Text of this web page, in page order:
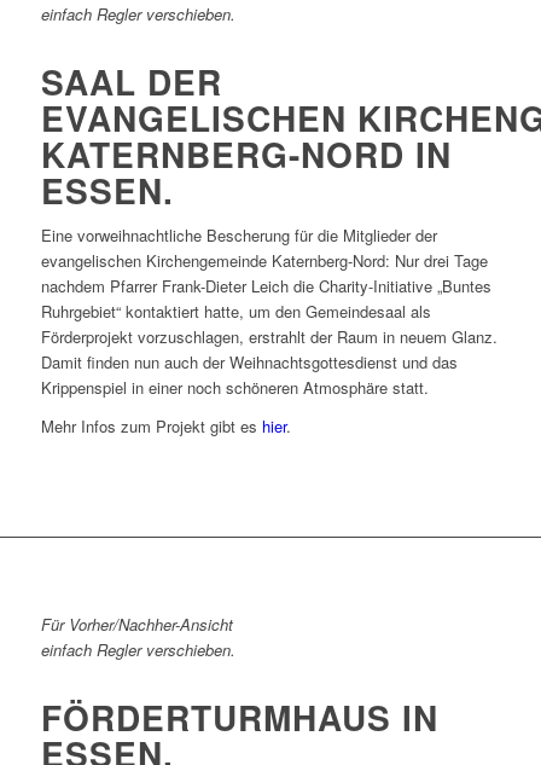
einfach Regler verschieben.
SAAL DER
EVANGELISCHEN
KATERNBERG-NORD IN
ESSEN.
Eine vorweihnachtliche Bescherung für die Mitglieder der
evangelischen Kirchengemeinde Katernberg-Nord: Nur drei Tage
nachdem Pfarrer Frank-Dieter Leich die Charity-Initiative „Buntes
Ruhrgebiet“ kontaktiert hatte, um den Gemeindesaal als
Förderprojekt vorzuschlagen, erstrahlt der Raum in neuem Glanz.
Damit finden nun auch der Weihnachtsgottesdienst und das
Krippenspiel in einer noch schöneren Atmosphäre statt.
Mehr Infos zum Projekt gibt es hier.
Für Vorher/Nachher-Ansicht
einfach Regler verschieben.
FÖRDERTURMHAUS IN
ESSEN.